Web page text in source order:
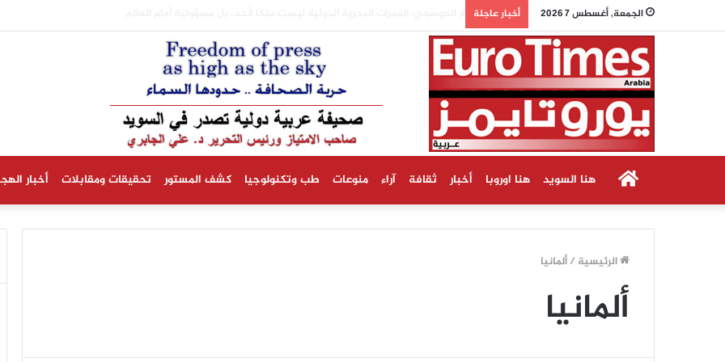
الجمعة, أغسطس 7 2026 أخبار عاجلة
الرئيسية
هنا السويد هنا اوروبا أخبار ثقافة آراء منوعات طب وتكنولوجيا كشف المستور تحقيقات ومقابلات أخبار
الرئيسية /ألمانيا
ألمانيا